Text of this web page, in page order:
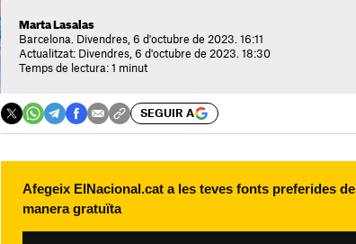
Marta Lasalas
Barcelona. Divendres, 6 d'octubre de 2023. 16:11
Actualitzat: Divendres, 6 d'octubre de 2023. 18:30
Temps de lectura: 1 minut
SEGUIR A
Afegeix ElNacional.cat a les teves fonts preferides
manera gratuïta